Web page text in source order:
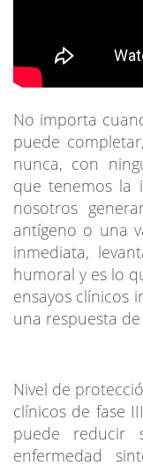
No importa
puede
nunca, con
que tenemos la
nosotros
antígeno o una
inmediata,
humoral y es lo
ensayos clínicos
una respuesta
Nivel de
clínicos de fase
puede reducir
enfermedad